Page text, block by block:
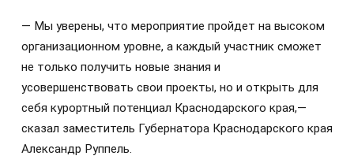
— Мы уверены, что мероприятие пройдет на высоком
организационном уровне, а каждый участник сможет
не только получить новые знания и
усовершенствовать свои проекты, но и открыть для
себя курортный потенциал Краснодарского края,—
сказал заместитель Губернатора Краснодарского края
Александр Руппель.